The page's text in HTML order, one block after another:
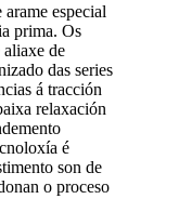
especial
prima. Os
de
das series
á tracción
relaxación
é
son de
o proceso